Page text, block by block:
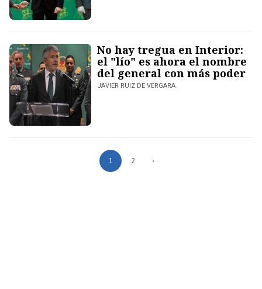
No hay tregua en Interior:
el "lío" es ahora el nombre
del general con más poder
JAVIER RUIZ DE VERGARA
1 2 ›